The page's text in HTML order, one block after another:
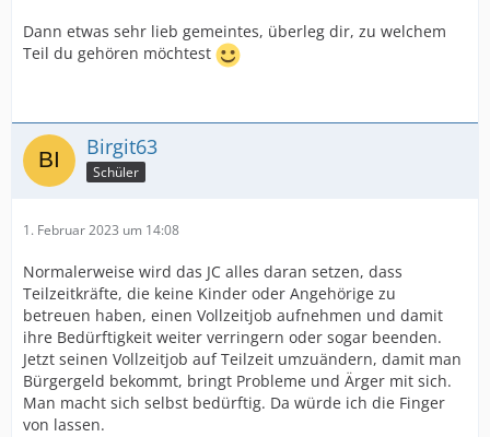
Dann etwas sehr lieb gemeintes, überleg dir, zu welchem
Teil du gehören möchtest
Birgit63
Schüler
1. Februar 2023 um 14:08
Normalerweise wird das JC alles daran setzen, dass
Teilzeitkräfte, die keine Kinder oder Angehörige zu
betreuen haben, einen Vollzeitjob aufnehmen und damit
ihre Bedürftigkeit weiter verringern oder sogar beenden.
Jetzt seinen Vollzeitjob auf Teilzeit umzuändern, damit man
Bürgergeld bekommt, bringt Probleme und Ärger mit sich.
Man macht sich selbst bedürftig. Da würde ich die Finger
von lassen.